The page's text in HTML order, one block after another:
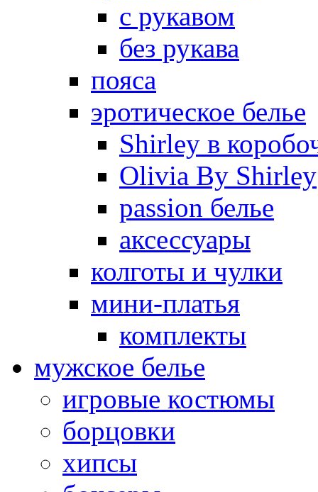
с рукавом
без рукава
пояса
эротическое белье
Shirley в
Olivia By Shirley
passion белье
аксессуары
колготы и чулки
мини-платья
комплекты
мужское белье
игровые костюмы
борцовки
хипсы